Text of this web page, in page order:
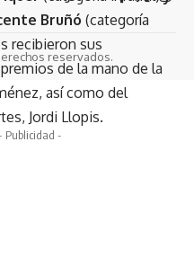
Bruñó (categoría
recibieron sus
de la mano de la
así como del
Jordi Llopis.
- Publicidad -
reservados.